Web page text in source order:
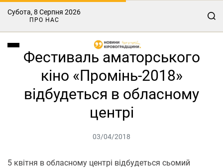
Субота, 8 Серпня 2026
ПРО НАС
Фестиваль аматорського
кіно «Промінь-2018»
відбудеться в обласному
центрі
03/04/2018
5 квітня в обласному центрі відбудеться сьомий